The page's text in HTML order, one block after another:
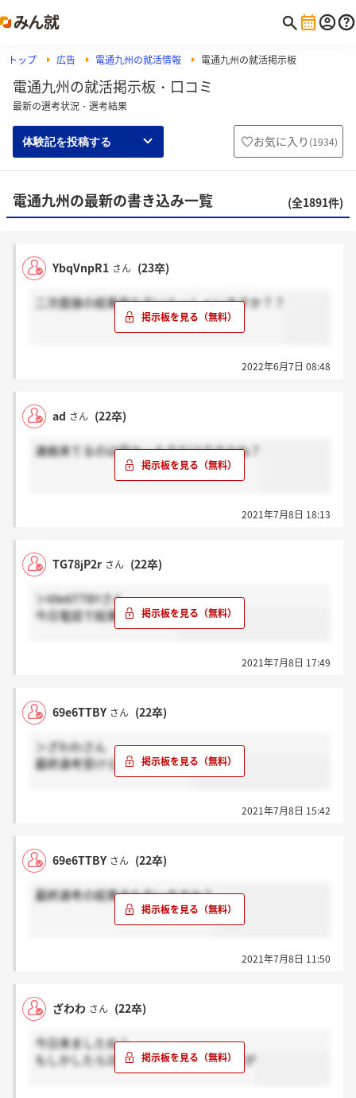
トップ 広告 電通九州の就活情報 電通九州の就活掲示板
電通九州の就活掲示板・口コミ
最新の選考状況・選考結果
体験記を投稿する お気に入り (1934)
電通九州の最新の書き込み一覧 (全1891件)
YbqVnpR1 さん (23卒)
二次面接の結果来た方いらっしゃいますか？？
2022年6月7日 08:48
ad さん (22卒)
連絡来てるのは受かった方だけですかね？
2021年7月8日 18:13
TG78jP2r さん (22卒)
＞69e6TTBYさん
今日電話で結果来ました～
2021年7月8日 17:49
69e6TTBY さん (22卒)
＞ざわわさん
最終選考受けられましたか？
2021年7月8日 15:42
69e6TTBY さん (22卒)
最終選考の結果きた方いますか？
2021年7月8日 11:50
ざわわ さん (22卒)
今日来ましたね！
もしかしたら2回目なのかもしれませんが